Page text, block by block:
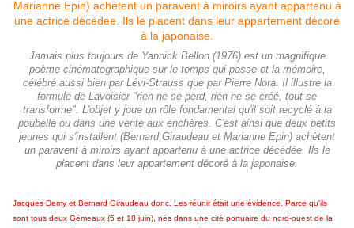
Jamais plus toujours de Yannick Bellon (1976) est un magnifique
poème cinématographique sur le temps qui passe et la mémoire,
célébré aussi bien par Lévi-Strauss que par Pierre Nora. Il illustre la
formule de Lavoisier "rien ne se perd, rien ne se créé, tout se
transforme". L'objet y joue un rôle fondamental qu'il soit recyclé à la
poubelle ou dans une vente aux enchères. C'est ainsi que deux petits
jeunes qui s'installent (Bernard Giraudeau et Marianne Epin) achètent
un paravent à miroirs ayant appartenu à une actrice décédée. Ils le
placent dans leur appartement décoré à la japonaise.
Jacques Demy et Bernard Giraudeau donc. Les réunir était une évidence.
Parce qu'ils
sont tous deux Gémeaux (5 et 18 juin), nés dans une cité portuaire du nord-ouest de la